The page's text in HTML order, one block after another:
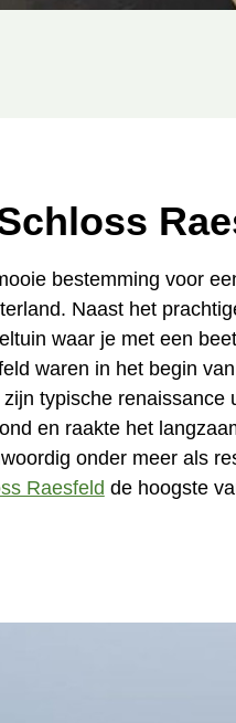
bestemming voor
Naast het
waar je met een
waren in het begin
typische renaissance
en raakte het
onder meer als
Raesfeld de hoogste